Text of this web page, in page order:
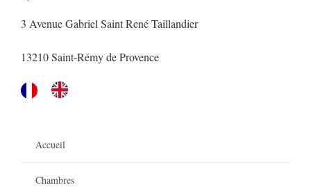
3 Avenue Gabriel Saint René Taillandier
13210 Saint-Rémy de Provence
Accueil
Chambres